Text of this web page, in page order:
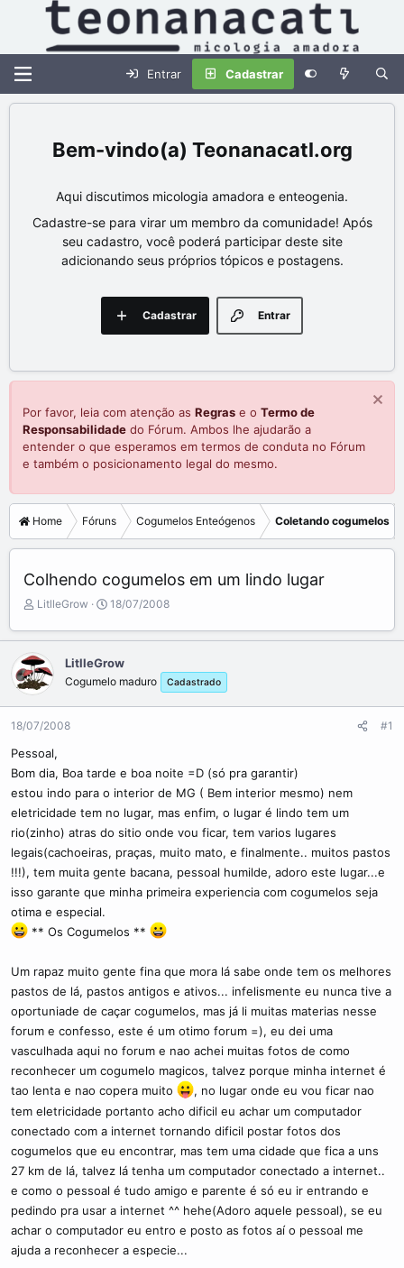
Entrar Cadastrar
Teonanacatl.org
Aqui discutimos micologia amadora e enteogenia.
Cadastre-se para virar um membro da comunidade! Após
seu cadastro, você poderá participar deste site
adicionando seus próprios tópicos e postagens.
Entrar
Cadastrar
Por favor, leia com atenção as Regras e o Termo de
Responsabilidade do Fórum. Ambos lhe ajudarão a
entender o que esperamos em termos de conduta no Fórum
e também o posicionamento legal do mesmo.
Home Fóruns Cogumelos Enteógenos Coletando cogumelos
Colhendo cogumelos em um lindo lugar
C
i
a
d
o
o
t
p
i
c
o
LitlleGrow
D
t
d
e
o
18/07/2008
LitlleGrow
Cogumelo maduro Cadastrado
18/07/2008 #1
Pessoal,
Bom dia, Boa tarde e boa noite =D (só pra garantir)
estou indo para o interior de MG ( Bem interior mesmo) nem
eletricidade tem no lugar, mas enfim, o lugar é lindo tem um
rio(zinho) atras do sitio onde vou ficar, tem varios lugares
legais(cachoeiras, praças, muito mato, e finalmente.. muitos pastos
!!!), tem muita gente bacana, pessoal humilde, adoro este lugar...e
isso garante que minha primeira experiencia com cogumelos seja
otima e especial.
** Os Cogumelos **
Um rapaz muito gente fina que mora lá sabe onde tem os melhores
pastos de lá, pastos antigos e ativos... infelismente eu nunca tive a
oportuniade de caçar cogumelos, mas já li muitas materias nesse
forum e confesso, este é um otimo forum =), eu dei uma
vasculhada aqui no forum e nao achei muitas fotos de como
reconhecer um cogumelo magicos, talvez porque minha internet é
tao lenta e nao copera muito
, no lugar onde eu vou ficar nao
tem eletricidade portanto acho dificil eu achar um computador
conectado com a internet tornando dificil postar fotos dos
cogumelos que eu encontrar, mas tem uma cidade que fica a uns
27 km de lá, talvez lá tenha um computador conectado a internet..
e como o pessoal é tudo amigo e parente é só eu ir entrando e
pedindo pra usar a internet ^^ hehe(Adoro aquele pessoal), se eu
achar o computador eu entro e posto as fotos aí o pessoal me
ajuda a reconhecer a especie...